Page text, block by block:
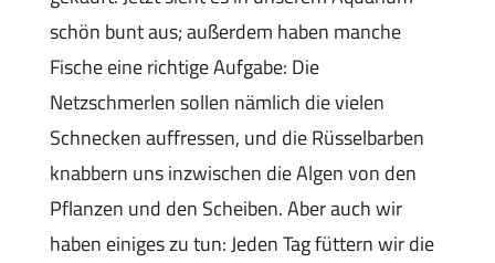
schön bunt aus; außerdem haben manche
Fische eine richtige Aufgabe: Die
Netzschmerlen sollen nämlich die vielen
Schnecken auffressen, und die Rüsselbarben
knabbern uns inzwischen die Algen von den
Pflanzen und den Scheiben. Aber auch wir
haben einiges zu tun: Jeden Tag füttern wir die